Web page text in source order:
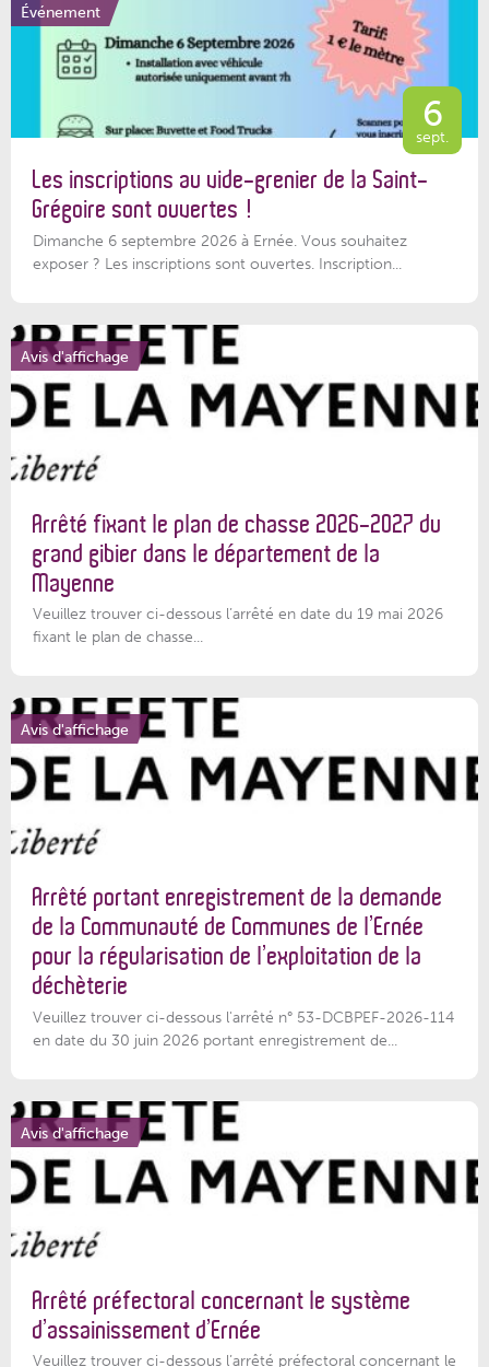
Événement
6
sept.
Les inscriptions au vide-grenier de la Saint-
Grégoire sont ouvertes !
Dimanche 6 septembre 2026 à Ernée. Vous souhaitez
exposer ? Les inscriptions sont ouvertes. Inscription...
Avis d'affichage
Arrêté fixant le plan de chasse 2026-2027 du
grand gibier dans le département de la
Mayenne
Veuillez trouver ci-dessous l’arrêté en date du 19 mai 2026
fixant le plan de chasse...
Avis d'affichage
Arrêté portant enregistrement de la demande
de la Communauté de Communes de l’Ernée
pour la régularisation de l’exploitation de la
déchèterie
Veuillez trouver ci-dessous l'arrêté n° 53-DCBPEF-2026-114
en date du 30 juin 2026 portant enregistrement de...
Avis d'affichage
Arrêté préfectoral concernant le système
d’assainissement d’Ernée
Veuillez trouver ci-dessous l’arrêté préfectoral concernant le